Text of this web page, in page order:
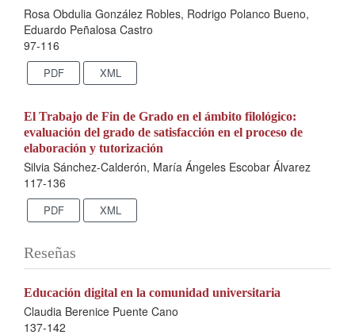
Rosa Obdulia González Robles, Rodrigo Polanco Bueno,
Eduardo Peñalosa Castro
97-116
PDF XML
El Trabajo de Fin de Grado en el ámbito filológico:
evaluación del grado de satisfacción en el proceso de
elaboración y tutorización
Silvia Sánchez-Calderón, María Ángeles Escobar Álvarez
117-136
PDF XML
Reseñas
Educación digital en la comunidad universitaria
Claudia Berenice Puente Cano
137-142